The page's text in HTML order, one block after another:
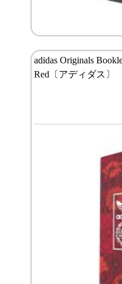
adidas Originals
Red〔アディダス〕